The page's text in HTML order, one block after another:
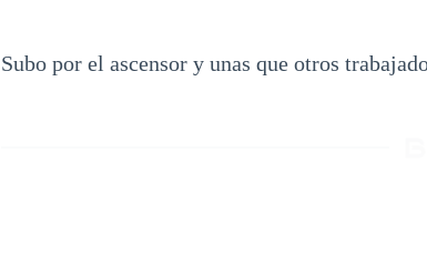
Subo por el ascensor y unas que otros